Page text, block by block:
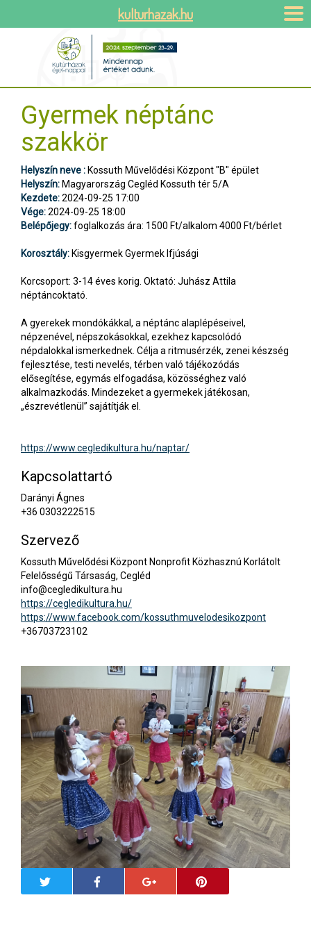
Gyermek néptánc
szakkör
Helyszín neve : Kossuth Művelődési Központ "B" épület
Helyszín: Magyarország Cegléd Kossuth tér 5/A
Kezdete:2024-09-25 17:00
Vége:2024-09-25 18:00
Belépőjegy:foglalkozás ára: 1500 Ft/alkalom 4000 Ft/bérlet
Korosztály: Kisgyermek Gyermek Ifjúsági
Korcsoport: 3-14 éves korig. Oktató: Juhász Attila
néptáncoktató.
A gyerekek mondókákkal, a néptánc alaplépéseivel,
népzenével, népszokásokkal, ezekhez kapcsolódó
népdalokkal ismerkednek. Célja a ritmusérzék, zenei készség
fejlesztése, testi nevelés, térben való tájékozódás
elősegítése, egymás elfogadása, közösséghez való
alkalmazkodás. Mindezeket a gyermekek játékosan,
„észrevétlenül” sajátítják el.
https://www.cegledikultura.hu/naptar/
Kapcsolattartó
Darányi Ágnes
+36 0303222515
Szervező
Kossuth Művelődési Központ Nonprofit Közhasznú Korlátolt
Felelősségű Társaság, Cegléd
info@cegledikultura.hu
https://cegledikultura.hu/
https://www.facebook.com/kossuthmuvelodesikozpont
+36703723102
kulturhazak.hu